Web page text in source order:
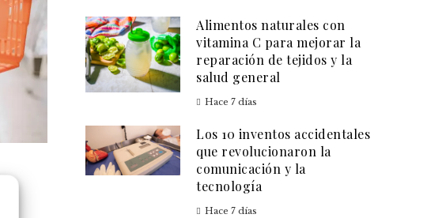
Alimentos naturales con
vitamina C para mejorar la
reparación de tejidos y la
salud general
Hace 7 días
Los 10 inventos accidentales
que revolucionaron la
comunicación y la
tecnología
Hace 7 días